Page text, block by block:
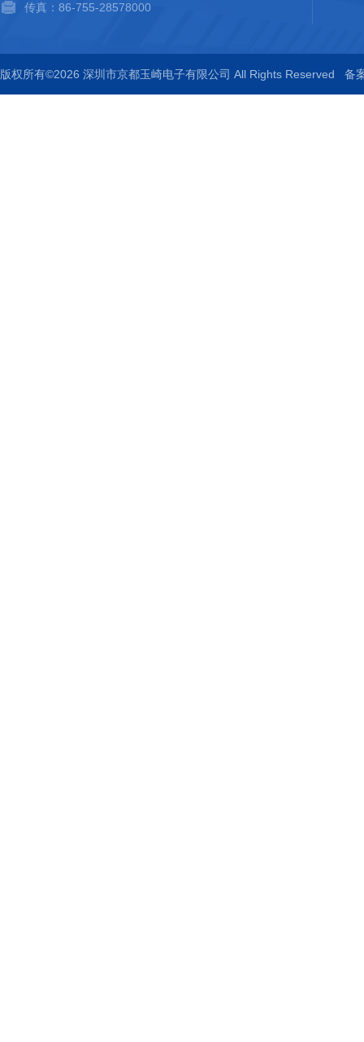
传真：86-755-28578000
版权所有©2026 深圳市京都玉崎电子有限公司 All Rights Reserved 备